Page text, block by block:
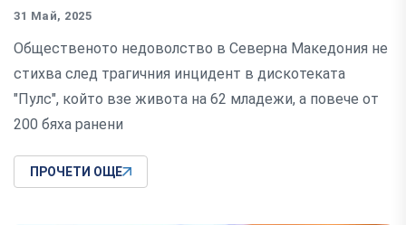
31 Май, 2025
Общественото недоволство в Северна Македония не
стихва след трагичния инцидент в дискотеката
"Пулс", който взе живота на 62 младежи, а повече от
200 бяха ранени
ПРОЧЕТИ ОЩЕ